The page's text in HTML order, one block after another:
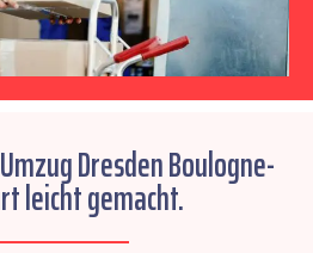
Dresden Boulogne-
leicht gemacht.